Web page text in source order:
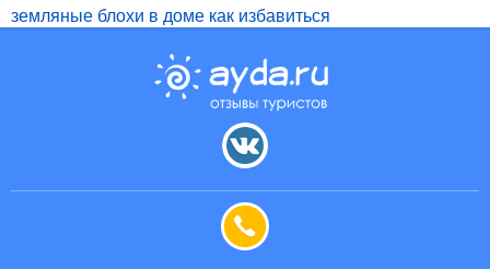
земляные блохи в доме как избавиться